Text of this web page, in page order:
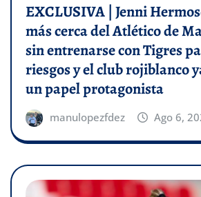
EXCLUSIVA | Jenni
más cerca del Atlético de
sin entrenarse con Tigres
riesgos y el club rojiblanco
un papel protagonista
manulopezfdez Ago 6,